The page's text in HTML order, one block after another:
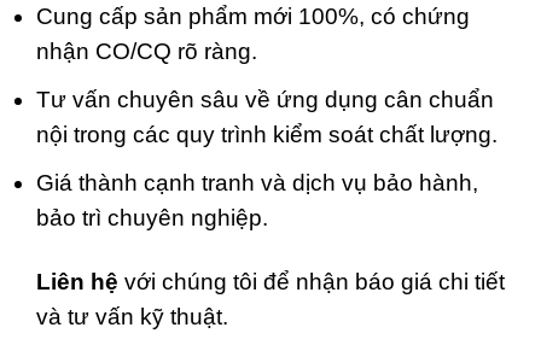
Cung cấp sản phẩm mới 100%, có chứng
nhận CO/CQ rõ ràng.
Tư vấn chuyên sâu về ứng dụng cân chuẩn
nội trong các quy trình kiểm soát chất lượng.
Giá thành cạnh tranh và dịch vụ bảo hành,
bảo trì chuyên nghiệp.
Liên hệ với chúng tôi để nhận báo giá chi tiết
và tư vấn kỹ thuật.